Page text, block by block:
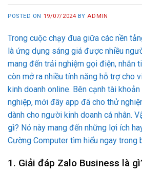
POSTED ON 19/07/2024 BY ADMIN
Trong cuộc chạy đua giữa các nền
là ứng dụng sáng giá được nhiều
mang đến trải nghiệm gọi điện, nhắn
còn mở ra nhiều tính năng hỗ trợ cho
kinh doanh online. Bên cạnh tài
nghiệp, mới đây app đã cho thử
dành cho người kinh doanh cá nhân.
gì? Nó này mang đến những lợi ích
Cường Computer tìm hiểu ngay trong
1. Giải đáp Zalo Business là